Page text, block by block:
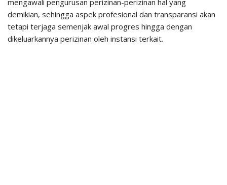
mengawali pengurusan perizinan-perizinan hal yang
demikian, sehingga aspek profesional dan transparansi akan
tetapi terjaga semenjak awal progres hingga dengan
dikeluarkannya perizinan oleh instansi terkait.